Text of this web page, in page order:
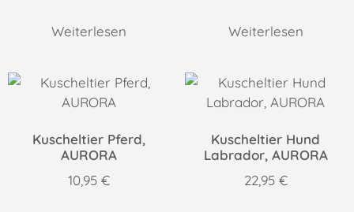
Weiterlesen Weiterlesen
Kuscheltier Pferd,
AURORA
10,95 €
Kuscheltier Hund
Labrador, AURORA
22,95 €